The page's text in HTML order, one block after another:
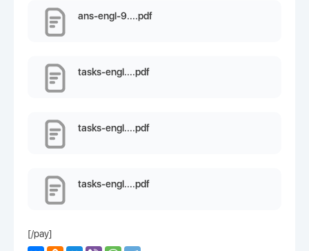
ans-engl-9....pdf
tasks-engl....pdf
tasks-engl....pdf
tasks-engl....pdf
[/pay]